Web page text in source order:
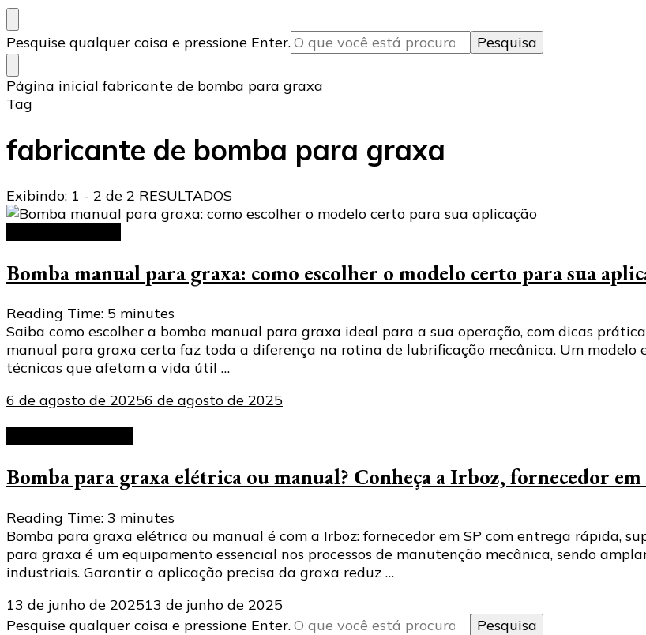
Procurando
algo?
Pesquise qualquer coisa e pressione Enter.
Página inicial fabricante de bomba para graxa
Tag
fabricante de bomba para graxa
Exibindo: 1 - 2 de 2 RESULTADOS
Bomba manual para graxa: como escolher o modelo certo para sua
Reading Time: 5 minutes
Saiba como escolher a bomba manual para graxa ideal para a sua operação, com dicas
manual para graxa certa faz toda a diferença na rotina de lubrificação mecânica. Um
técnicas que afetam a vida útil …
6 de agosto de 20256 de agosto de 2025
Bomba para graxa elétrica ou manual? Conheça a Irboz, fornecedor em
Reading Time: 3 minutes
Bomba para graxa elétrica ou manual é com a Irboz: fornecedor em SP com entrega rápida,
para graxa é um equipamento essencial nos processos de manutenção mecânica, sendo
industriais. Garantir a aplicação precisa da graxa reduz …
13 de junho de 202513 de junho de 2025
Procurando
Pesquise qualquer coisa e pressione Enter.